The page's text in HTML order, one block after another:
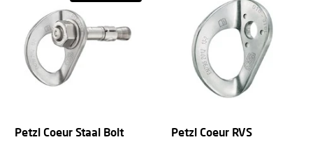
Petzl Coeur Staal Bolt Petzl Coeur RVS